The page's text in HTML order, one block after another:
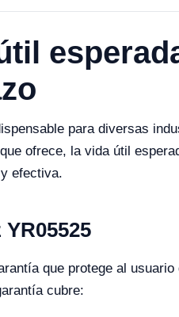
para diversas
ofrece, la vida útil
efectiva.
que protege al
cubre: